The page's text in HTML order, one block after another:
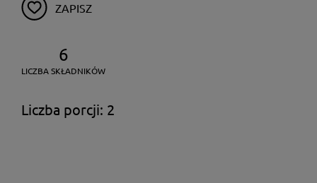
ZAPISZ
6
LICZBA SKŁADNIKÓW
Liczba porcji: 2